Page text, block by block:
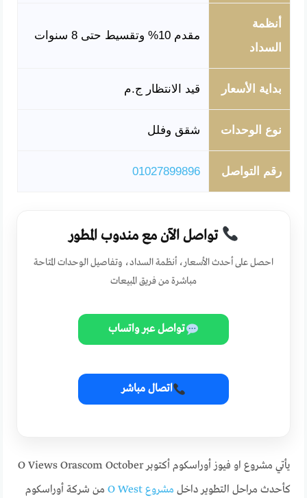
أنظمة
السداد
مقدم 10% وتقسيط حتى 8 سنوات
بداية الأسعار قيد الانتظار ج.م
نوع الوحدات شقق وفلل
رقم التواصل 01027899896
تواصل الآن مع مندوب المطور
احصل على أحدث الأسعار، أنظمة السداد، وتفاصيل الوحدات المتاحة
مباشرة من فريق المبيعات
تواصل عبر واتساب
اتصال مباشر
يأتي مشروع او فيوز أوراسكوم أكتوبر O Views Orascom October
كأحدث مراحل التطوير داخل مشروع O West
من شركة أوراسكوم